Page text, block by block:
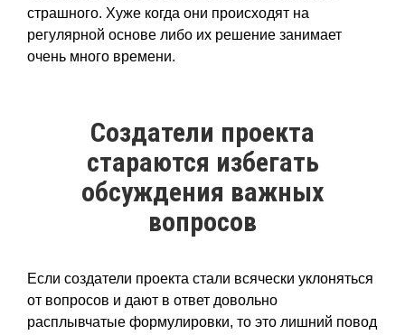
страшного. Хуже когда они происходят на
регулярной основе либо их решение занимает
очень много времени.
Создатели проекта
стараются избегать
обсуждения важных
вопросов
Если создатели проекта стали всячески уклоняться
от вопросов и дают в ответ довольно
расплывчатые формулировки, то это лишний повод